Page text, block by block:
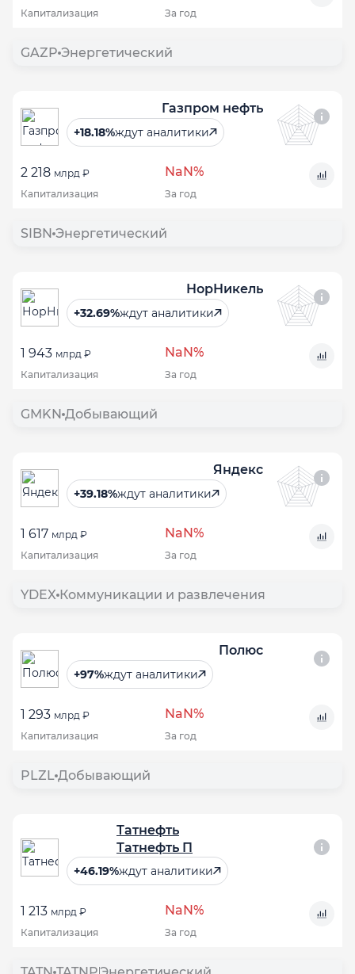
Капитализация За год
GAZP Энергетический
Газпром нефть
+18.18%ждут аналитики
2 218 млрд ₽ NaN%
Капитализация За год
SIBN Энергетический
НорНикель
+32.69%ждут аналитики
1 943 млрд ₽ NaN%
Капитализация За год
GMKN Добывающий
Яндекс
+39.18%ждут аналитики
1 617 млрд ₽ NaN%
Капитализация За год
YDEX Коммуникации и развлечения
Полюс
+97%ждут аналитики
1 293 млрд ₽ NaN%
Капитализация За год
PLZL Добывающий
Татнефть
Татнефть П
+46.19%ждут аналитики
1 213 млрд ₽ NaN%
Капитализация За год